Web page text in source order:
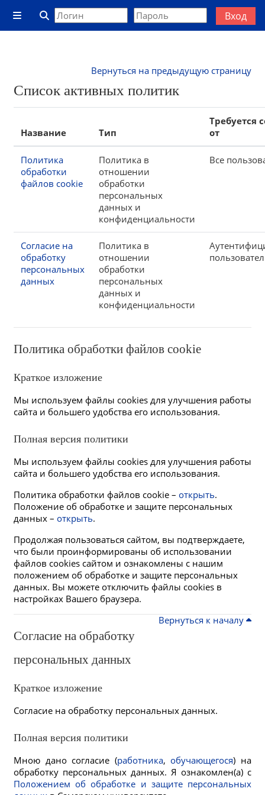
Перейти к основному содержанию
Боковая панель
Изменить данные поисковой строки
Вход
Вернуться на предыдущую страницу
Список активных политик
Название Тип
Требуется
от
Политика
обработки
файлов cookie
Политика в
отношении
обработки
персональных
данных и
конфиденциальности
Все
Согласие на
обработку
персональных
данных
Политика в
отношении
обработки
персональных
данных и
конфиденциальности
Политика обработки файлов cookie
Краткое изложение
Мы используем файлы cookies для улучшения работы
сайта и большего удобства его использования.
Полная версия политики
Мы используем файлы cookies для улучшения работы
сайта и большего удобства его использования.
Политика обработки файлов cookie – открыть.
Положение об обработке и защите персональных
данных – открыть.
Продолжая пользоваться сайтом, вы подтверждаете,
что были проинформированы об использовании
файлов cookies сайтом и ознакомлены с нашим
положением об обработке и защите персональных
данных. Вы можете отключить файлы cookies в
настройках Вашего браузера.
Вернуться к началу
Согласие на обработку
персональных данных
Краткое изложение
Согласие на обработку персональных данных.
Полная версия политики
Мною дано согласие (работника,обучающегося) на
обработку персональных данных. Я ознакомлен(а) с
Положением об обработке и защите персональных